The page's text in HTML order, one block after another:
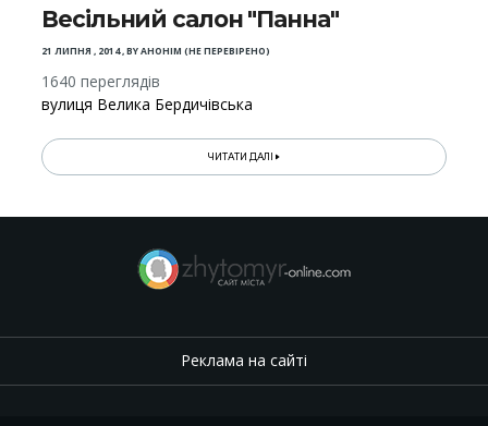
Весільний салон "Панна"
21 ЛИПНЯ , 2014,BYАНОНІМ (НЕ ПЕРЕВІРЕНО)
1640 переглядів
вулиця Велика Бердичівська
ЧИТАТИ ДАЛІ
Реклама на сайті